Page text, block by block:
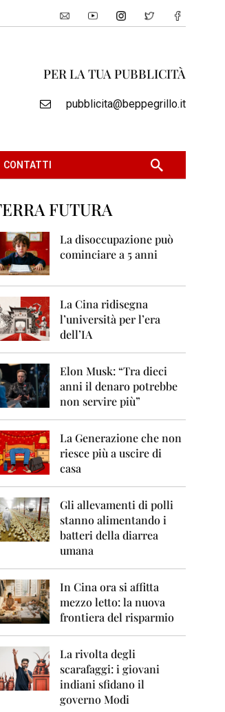
PER LA TUA PUBBLICITÀ
pubblicita@beppegrillo.it
CONTATTI
FUTURA
La disoccupazione può
cominciare a 5 anni
La Cina ridisegna
l’università per l’era
dell’IA
Elon Musk: “Tra dieci
anni il denaro potrebbe
non servire più”
La Generazione che non
riesce più a uscire di
casa
Gli allevamenti di polli
stanno alimentando i
batteri della diarrea
umana
In Cina ora si affitta
mezzo letto: la nuova
frontiera del risparmio
La rivolta degli
scarafaggi: i giovani
indiani sfidano il
governo Modi